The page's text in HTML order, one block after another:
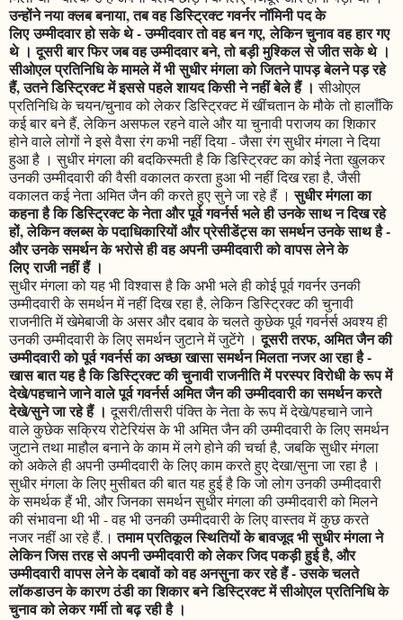
उन्होंने नया क्लब बनाया, तब वह डिस्ट्रिक्ट गवर्नर नॉमिनी पद के
लिए उम्मीदवार हो सके थे - उम्मीदवार तो वह बन गए, लेकिन चुनाव वह हार गए
थे । दूसरी बार फिर जब वह उम्मीदवार बने, तो बड़ी मुश्किल से जीत सके थे ।
सीओएल प्रतिनिधि के मामले में भी सुधीर मंगला को जितने पापड़ बेलने पड़ रहे
हैं, उतने डिस्ट्रिक्ट में इससे पहले शायद किसी ने नहीं बेले हैं । सीओएल
प्रतिनिधि के चयन/चुनाव को लेकर डिस्ट्रिक्ट में खींचतान के मौके तो हालाँकि
कई बार बने हैं, लेकिन असफल रहने वाले और या चुनावी पराजय का शिकार
होने वाले लोगों ने इसे वैसा रंग कभी नहीं दिया - जैसा रंग सुधीर मंगला ने दिया
हुआ है । सुधीर मंगला की बदकिस्मती है कि डिस्ट्रिक्ट का कोई नेता खुलकर
उनकी उम्मीदवारी की वैसी वकालत करता हुआ भी नहीं दिख रहा है, जैसी
वकालत कई नेता अमित जैन की करते हुए सुने जा रहे हैं ।सुधीर मंगला का
कहना है कि डिस्ट्रिक्ट के नेता और पूर्व गवर्नर्स भले ही उनके साथ न दिख रहे
हों, लेकिन क्लब्स के पदाधिकारियों और प्रेसीडेंट्स का समर्थन उनके साथ है -
और उनके समर्थन के भरोसे ही वह अपनी उम्मीदवारी को वापस लेने के
लिए राजी नहीं हैं ।
सुधीर मंगला को यह भी विश्वास है कि अभी भले ही कोई पूर्व गवर्नर उनकी
उम्मीदवारी के समर्थन में नहीं दिख रहा है, लेकिन डिस्ट्रिक्ट की चुनावी
राजनीति में खेमेबाजी के असर और दबाव के चलते कुछेक पूर्व गवर्नर्स अवश्य ही
उनकी उम्मीदवारी के लिए समर्थन जुटाने में जुटेंगे ।दूसरी तरफ, अमित जैन की
उम्मीदवारी को पूर्व गवर्नर्स का अच्छा खासा समर्थन मिलता नजर आ रहा है -
खास बात यह है कि डिस्ट्रिक्ट की चुनावी राजनीति में परस्पर विरोधी के रूप में
देखे/पहचाने जाने वाले पूर्व गवर्नर्स अमित जैन की उम्मीदवारी का समर्थन करते
देखे/सुने जा रहे हैं । दूसरी/तीसरी पंक्ति के नेता के रूप में देखे/पहचाने जाने
वाले कुछेक सक्रिय रोटेरियंस के भी अमित जैन की उम्मीदवारी के लिए समर्थन
जुटाने तथा माहौल बनाने के काम में लगे होने की चर्चा है, जबकि सुधीर मंगला
को अकेले ही अपनी उम्मीदवारी के लिए काम करते हुए देखा/सुना जा रहा है ।
सुधीर मंगला के लिए मुसीबत की बात यह हुई है कि जो लोग उनकी उम्मीदवारी
के समर्थक हैं भी, और जिनका समर्थन सुधीर मंगला की उम्मीदवारी को मिलने
की संभावना थी भी - वह भी उनकी उम्मीदवारी के लिए वास्तव में कुछ करते
नजर नहीं आ रहे हैं.।तमाम प्रतिकूल स्थितियों के बावजूद भी सुधीर मंगला ने
लेकिन जिस तरह से अपनी उम्मीदवारी को लेकर जिद पकड़ी हुई है, और
उम्मीदवारी वापस लेने के दबावों को वह अनसुना कर रहे हैं - उसके चलते
लॉकडाउन के कारण ठंडी का शिकार बने डिस्ट्रिक्ट में सीओएल प्रतिनिधि के
चुनाव को लेकर गर्मी तो बढ़ रही है ।